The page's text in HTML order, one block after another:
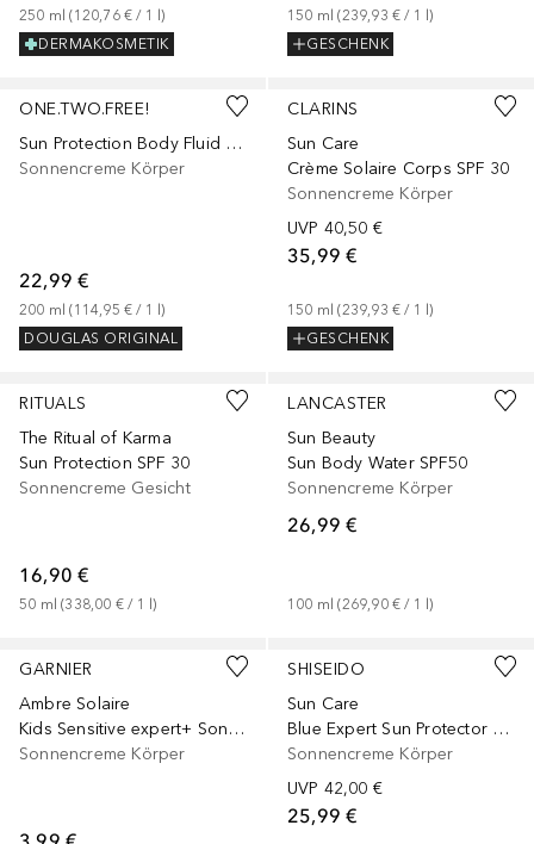
250 ml (120,76 € / 1 l)
DERMAKOSMETIK
150 ml (239,93 € / 1 l)
GESCHENK
ONE.TWO.FREE!
Sun Protection Body Fluid SPF 30
Sonnencreme Körper
22,99 €
200 ml (114,95 € / 1 l)
DOUGLAS ORIGINAL
CLARINS
Sun Care
Crème Solaire Corps SPF 30
Sonnencreme Körper
UVP 40,50 €
35,99 €
150 ml (239,93 € / 1 l)
GESCHENK
RITUALS
The Ritual of Karma
Sun Protection SPF 30
Sonnencreme Gesicht
16,90 €
50 ml (338,00 € / 1 l)
Gesponsert
LANCASTER
Sun Beauty
Sun Body Water SPF50
Sonnencreme Körper
26,99 €
100 ml (269,90 € / 1 l)
Größe
GARNIER
Ambre Solaire
Kids Sensitive expert+ Sonnenschutzmilch LSF 50+
Sonnencreme Körper
SHISEIDO
Sun Care
Blue Expert Sun Protector Cream SPF30
Sonnencreme Körper
UVP 42,00 €
25,99 €